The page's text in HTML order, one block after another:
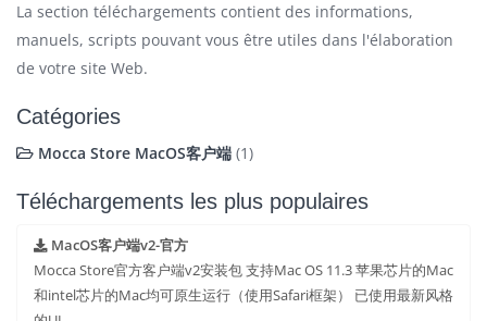
La section téléchargements contient des informations,
manuels, scripts pouvant vous être utiles dans l'élaboration
de votre site Web.
Catégories
Mocca Store MacOS客户端 (1)
Téléchargements les plus populaires
MacOS客户端v2-官方
Mocca Store官方客户端v2安装包 支持Mac OS 11.3 苹果芯片的Mac
和intel芯片的Mac均可原生运行（使用Safari框架） 已使用最新风格